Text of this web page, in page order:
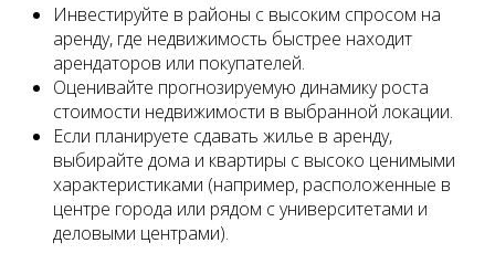
Инвестируйте в районы с высоким спросом на
аренду, где недвижимость быстрее находит
арендаторов или покупателей.
Оценивайте прогнозируемую динамику роста
стоимости недвижимости в выбранной локации.
Если планируете сдавать жилье в аренду,
выбирайте дома и квартиры с высоко ценимыми
характеристиками (например, расположенные в
центре города или рядом с университетами и
деловыми центрами).